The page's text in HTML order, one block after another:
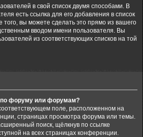
в свой список двумя способами. В
есть ссылка для его добавления в список
того, вы можете сделать это прямо из вашего
вводом имени пользователя. Вы
из соответствующих списков на той
по форуму или форумам?
поле, расположенном на
страницах просмотра форума или темы.
поиск, щёлкнув по ссылке
на всех страницах конференции.